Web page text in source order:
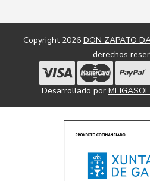
Copyright 2026 DON ZAPATO
derechos
Desarrollado por